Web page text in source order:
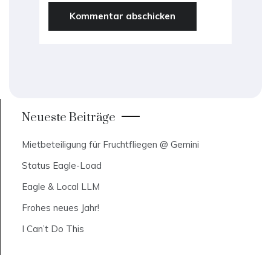
Neueste Beiträge
Mietbeteiligung für Fruchtfliegen @ Gemini
Status Eagle-Load
Eagle & Local LLM
Frohes neues Jahr!
I Can’t Do This